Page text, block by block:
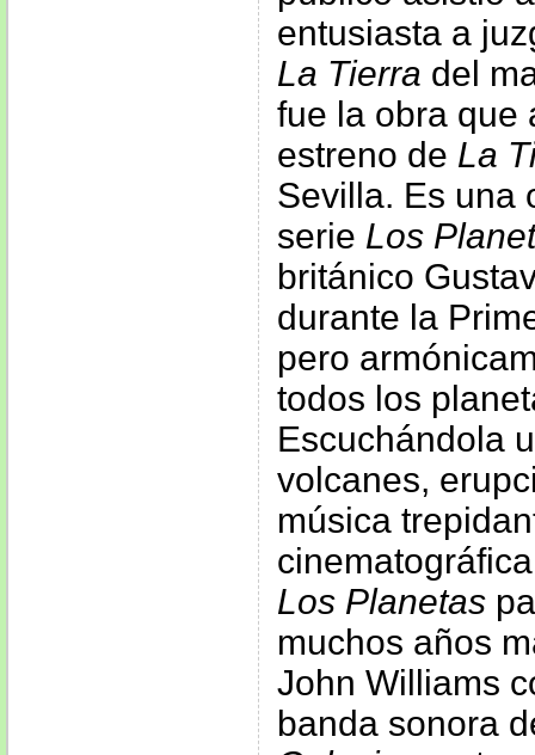
entusiasta a
La Tierra del
fue la obra que
estreno de La
Sevilla. Es una
serie Los
británico
durante la
pero
todos los
Escuchándola
volcanes,
música
Los Planetas
muchos años
John Williams
banda sonora